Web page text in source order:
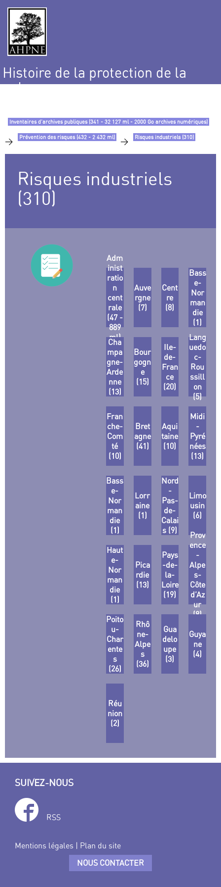
Histoire de la protection de la
nature
Inventaires d’archives publiques (341 - 32 127 ml - 2000 Go archives numériques)
> Prévention des risques (432 - 2 432 ml) > Risques industriels (310)
Risques industriels
(310)
Adm
inist
ratio
n
cent
rale
(47 -
889
ml)
Auve
rgne
(7)
Cent
re
(8)
Bass
e-
Nor
man
die
(1)
Cha
mpa
gne-
Arde
nne
(13)
Bour
gogn
e
(15)
Ile-
de-
Fran
ce
(20)
Lang
uedo
c-
Rou
ssill
on
(5)
Fran
che-
Com
té
(10)
Bret
agne
(41)
Aqui
taine
(10)
Midi
-
Pyré
nées
(13)
Bass
e-
Nor
man
die
(1)
Lorr
aine
(1)
Nord
-
Pas-
de-
Calai
s (9)
Limo
usin
(6)
Haut
e-
Nor
man
die
(1)
Pica
rdie
(13)
Pays
-de-
la-
Loire
(19)
Prov
ence
-
Alpe
s-
Côte
d’Az
ur
(8)
Poito
u-
Char
ente
s
(26)
Rhô
ne-
Alpe
s
(36)
Gua
delo
upe
(3)
Guya
ne
(4)
Réu
nion
(2)
SUIVEZ-NOUS
RSS
Mentions légales | Plan du site
NOUS CONTACTER